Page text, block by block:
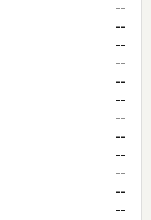
--
--
--
--
--
--
--
--
--
--
--
--